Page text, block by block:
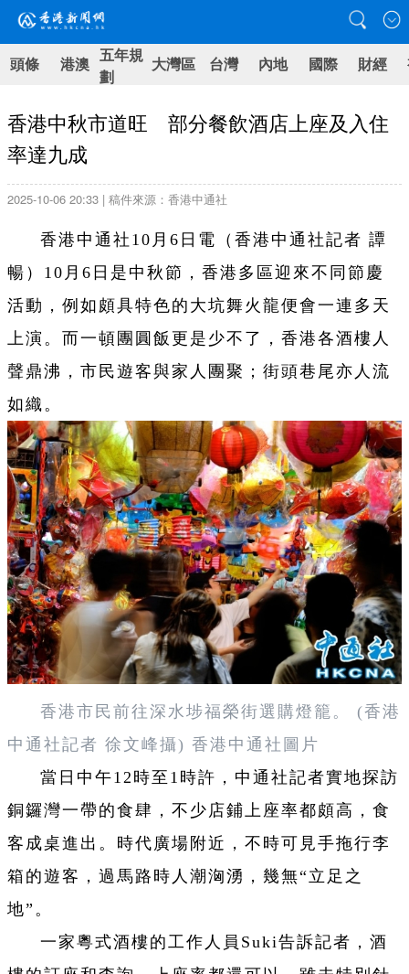
頭條 港澳 五年規
劃
大灣區 台灣 內地 國際 財經
香港中秋市道旺 部分餐飲酒店上座及入住
率達九成
2025-10-06 20:33 | 稿件來源：香港中通社
香港中通社10月6日電（香港中通社記者 譚
暢）10月6日是中秋節，香港多區迎來不同節慶
活動，例如頗具特色的大坑舞火龍便會一連多天
上演。而一頓團圓飯更是少不了，香港各酒樓人
聲鼎沸，市民遊客與家人團聚；街頭巷尾亦人流
如織。
香港市民前往深水埗福榮街選購燈籠。 (香港
中通社記者 徐文峰攝) 香港中通社圖片
當日中午12時至1時許，中通社記者實地探訪
銅鑼灣一帶的食肆，不少店鋪上座率都頗高，食
客成桌進出。時代廣場附近，不時可見手拖行李
箱的遊客，過馬路時人潮洶湧，幾無“立足之
地”。
一家粵式酒樓的工作人員Suki告訴記者，酒